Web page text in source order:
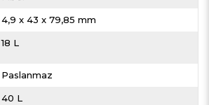
4,9 x 43 x 79,85 mm
18 L
Paslanmaz
40 L